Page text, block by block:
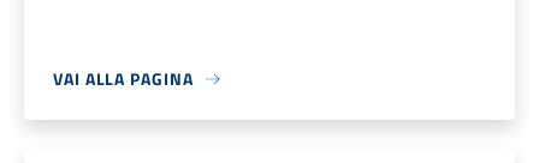
VAI ALLA PAGINA